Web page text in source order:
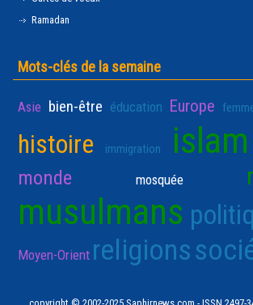
Ramadan
Mots-clés de la semaine
Asie bien-être éducation Europe
histoire immigration islam
monde mosquée
musulmans
Moyen-Orient religions